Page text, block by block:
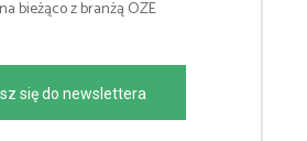
bieżąco z branżą OZE
się do newslettera